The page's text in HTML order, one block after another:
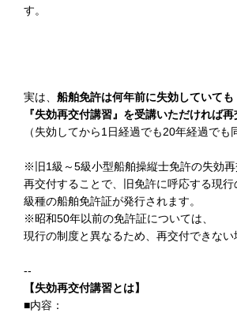
す。
実は、 船舶免許は何年前に失効していても
『失効再交付講習』を受講いただければ再
（失効してから1日経過でも20年経過でも
※旧1級～5級小型船舶操縦士免許の失効再
再交付することで、旧免許に呼応する現行
級種の船舶免許証が発行されます。
※昭和50年以前の免許証については、
現行の制度と異なるため、再交付できない
--
【失効再交付講習とは】
■内容：